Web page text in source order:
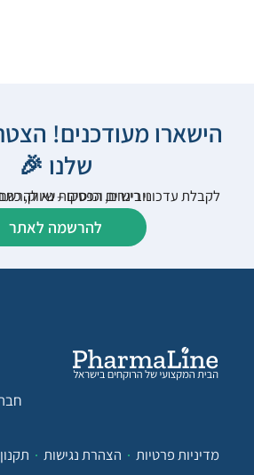
הישארו מעודכנים!
שלנו 🎉
לקבלת עדכוני רישום, הפסקות שיווק, כתבות תוכן ועדכונים על וובינרים
להרשמה לאתר
מדיניות פרטיות
הצהרת נגישות